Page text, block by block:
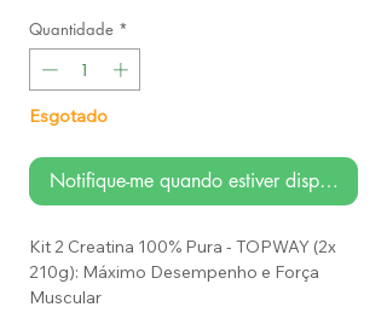
Quantidade *
Esgotado
Notifique-me quando estiver disponível
Kit 2 Creatina 100% Pura - TOPWAY (2x
210g): Máximo Desempenho e Força
Muscular